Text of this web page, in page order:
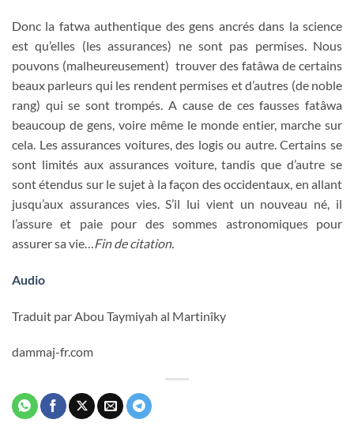
Donc la fatwa authentique des gens ancrés dans la science
est qu’elles (les assurances) ne sont pas permises. Nous
pouvons (malheureusement) trouver des fatâwa de certains
beaux parleurs qui les rendent permises et d’autres (de noble
rang) qui se sont trompés. A cause de ces fausses fatâwa
beaucoup de gens, voire même le monde entier, marche sur
cela. Les assurances voitures, des logis ou autre. Certains se
sont limités aux assurances voiture, tandis que d’autre se
sont étendus sur le sujet à la façon des occidentaux, en allant
jusqu’aux assurances vies. S’il lui vient un nouveau né, il
l’assure et paie pour des sommes astronomiques pour
assurer sa vie…Fin de citation.
Audio
Traduit par Abou Taymiyah al Martinîky
dammaj-fr.com